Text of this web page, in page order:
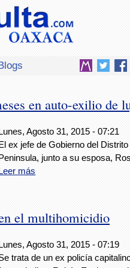
en auto-exilio de
Agosto 31, 2015 - 07:21
ex jefe de Gobierno del
junto a su esposa,
más
el multihomicidio
Agosto 31, 2015 - 07:19
trata de un ex policía